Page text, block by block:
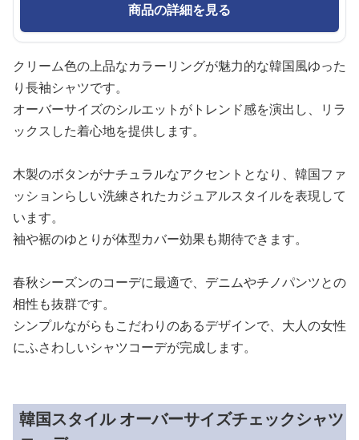
商品の詳細を見る
クリーム色の上品なカラーリングが魅力的な韓国風ゆった
り長袖シャツです。
オーバーサイズのシルエットがトレンド感を演出し、リラ
ックスした着心地を提供します。
木製のボタンがナチュラルなアクセントとなり、韓国ファ
ッションらしい洗練されたカジュアルスタイルを表現して
います。
袖や裾のゆとりが体型カバー効果も期待できます。
春秋シーズンのコーデに最適で、デニムやチノパンツとの
相性も抜群です。
シンプルながらもこだわりのあるデザインで、大人の女性
にふさわしいシャツコーデが完成します。
韓国スタイル オーバーサイズチェックシャツ